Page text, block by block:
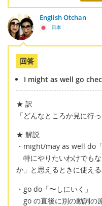
English Otchan
日本
回答
I might as well go
★ 訳
「どんなところか見に行
★ 解説
・might/may as well do
特にやりたいわけでも
か」と思えるときに使える
・go do「〜しにいく」
go の直後に別の動詞の